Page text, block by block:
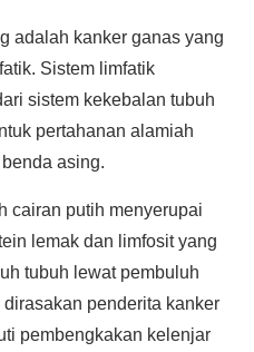
adalah kanker ganas yang
Sistem limfatik
sistem kekebalan tubuh
pertahanan alamiah
asing.
cairan putih menyerupai
lemak dan limfosit yang
tubuh lewat pembuluh
penderita kanker
pembengkakan kelenjar